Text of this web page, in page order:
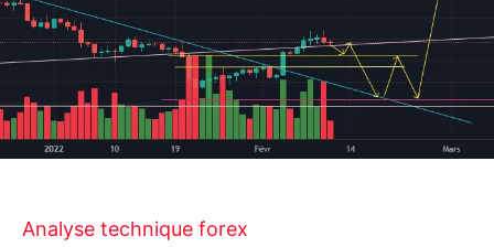
Analyse technique forex